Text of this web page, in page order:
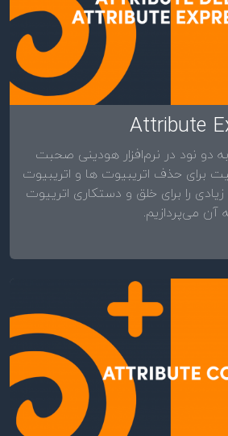
دو نود در نرم‌افزار هودینی صحبت
برای حذف اتریبیوت ها و اتریبیوت
را برای خلق و دستکاری اترییوت
آن می‌پردازیم.